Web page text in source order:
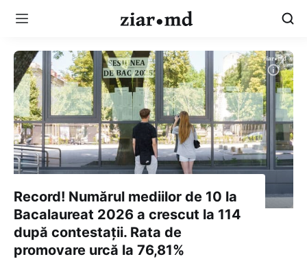
Record! Numărul mediilor de 10 la
Bacalaureat 2026 a crescut la 114
după contestații. Rata de
promovare urcă la 76,81%